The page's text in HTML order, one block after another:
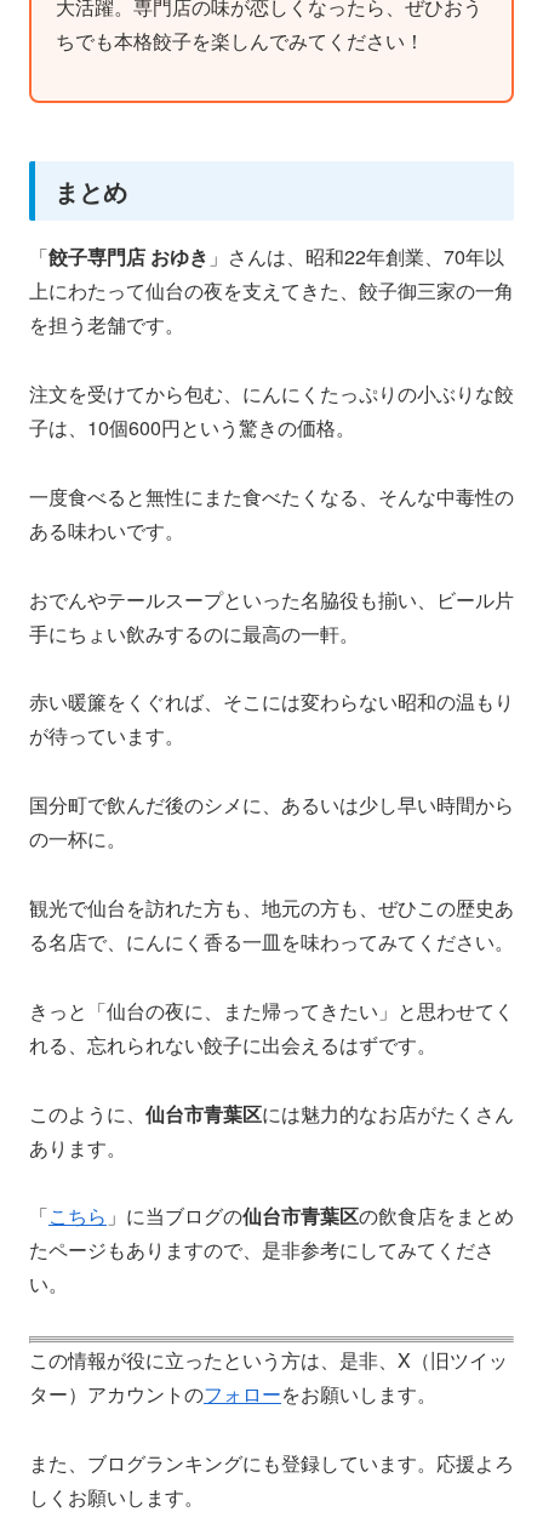
大活躍。専門店の味が恋しくなったら、ぜひおう
ちでも本格餃子を楽しんでみてください！
まとめ
「餃子専門店 おゆき 」さんは、昭和22年創業、70年以
上にわたって仙台の夜を支えてきた、餃子御三家の一角
を担う老舗です。
注文を受けてから包む、にんにくたっぷりの小ぶりな餃
子は、10個600円という驚きの価格。
一度食べると無性にまた食べたくなる、そんな中毒性の
ある味わいです。
おでんやテールスープといった名脇役も揃い、ビール片
手にちょい飲みするのに最高の一軒。
赤い暖簾をくぐれば、そこには変わらない昭和の温もり
が待っています。
国分町で飲んだ後のシメに、あるいは少し早い時間から
の一杯に。
観光で仙台を訪れた方も、地元の方も、ぜひこの歴史あ
る名店で、にんにく香る一皿を味わってみてください。
きっと「仙台の夜に、また帰ってきたい」と思わせてく
れる、忘れられない餃子に出会えるはずです。
このように、 仙台市青葉区には魅力的なお店がたくさん
あります。
「こちら 」に当ブログの仙台市青葉区の飲食店をまとめ
たページもありますので、是非参考にしてみてくださ
い。
この情報が役に立ったという方は、是非、X（旧ツイッ
ター）アカウントのフォローをお願いします。
また、ブログランキングにも登録しています。応援よろ
しくお願いします。